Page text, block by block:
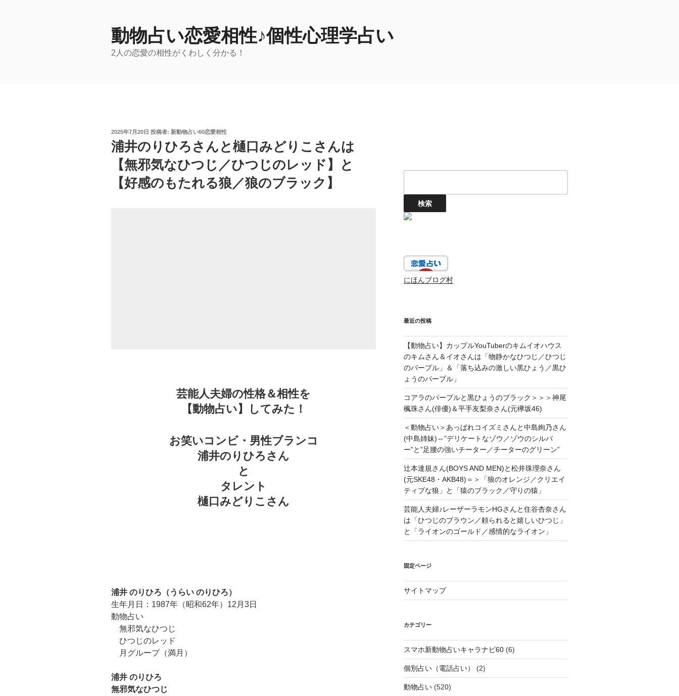
動物占い恋愛相性♪個性心理学占い
2人の恋愛の相性がくわしく分かる！
投
稿
日:
2025年7月20日 投稿者: 新動物占い60恋愛相性
浦井のりひろさんと樋口みどりこさんは
【無邪気なひつじ／ひつじのレッド】と
【好感のもたれる狼／狼のブラック】
芸能人夫婦の性格＆相性を
【動物占い】してみた！
お笑いコンビ・男性ブランコ
浦井のりひろさん
と
タレント
樋口みどりこさん
浦井 のりひろ（うらい のりひろ）
生年月日：1987年（昭和62年）12月3日
動物占い
無邪気なひつじ
ひつじのレッド
月グループ（満月）
浦井 のりひろ
無邪気なひつじ
にほんブログ村
最近の投稿
【動物占い】カップルYouTuberのキムイオハウス
のキムさん＆イオさんは「物静かなひつじ／ひつじ
のパープル」＆「落ち込みの激しい黒ひょう／黒ひ
ょうのパープル」
コアラのパープルと黒ひょうのブラック＞＞＞神尾
楓珠さん(俳優)＆平手友梨奈さん(元欅坂46)
＜動物占い＞あっぱれコイズミさんと中島絢乃さん
(中島姉妹)⇔”デリケートなゾウ／ゾウのシルバ
ー”と”足腰の強いチーター／チーターのグリーン”
辻本達規さん(BOYS AND MEN)と松井珠理奈さん
(元SKE48・AKB48)＝＞「狼のオレンジ／クリエイ
ティブな狼」と「猿のブラック／守りの猿」
芸能人夫婦♪レーザーラモンHGさんと住谷杏奈さん
は「ひつじのブラウン／頼られると嬉しいひつじ」
と「ライオンのゴールド／感情的なライオン」
固定ページ
サイトマップ
カテゴリー
スマホ新動物占いキャラナビ60(6)
個別占い（電話占い） (2)
動物占い(520)